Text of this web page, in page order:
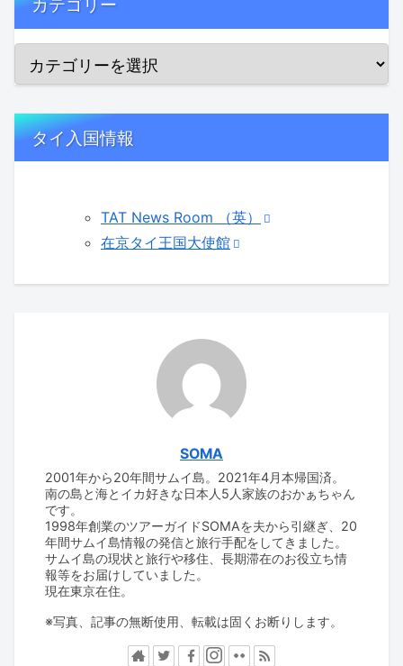
カテゴリー
タイ入国情報
TAT News Room （英）
在京タイ王国大使館
SOMA
2001年から20年間サムイ島。2021年4月本帰国済。
南の島と海とイカ好きな日本人5人家族のおかぁちゃん
です。
1998年創業のツアーガイドSOMAを夫から引継ぎ、20
年間サムイ島情報の発信と旅行手配をしてきました。
サムイ島の現状と旅行や移住、長期滞在のお役立ち情
報等をお届けしていました。
現在東京在住。
※写真、記事の無断使用、転載は固くお断りします。